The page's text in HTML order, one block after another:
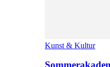
Kunst & Kultur